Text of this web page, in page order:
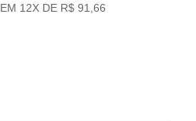
EM 12XDE R$ 91,66